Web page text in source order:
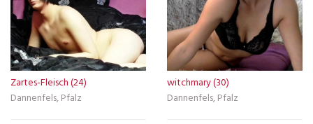
Zartes-Fleisch (24)
Dannenfels, Pfalz
witchmary (30)
Dannenfels, Pfalz